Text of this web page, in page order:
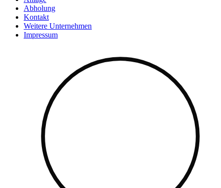
Abholung
Kontakt
Weitere Unternehmen
Impressum